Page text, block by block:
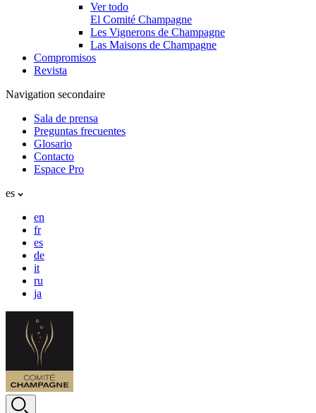
Ver todo
El Comité Champagne
Les Vignerons de Champagne
Las Maisons de Champagne
Compromisos
Revista
Navigation secondaire
Sala de prensa
Preguntas frecuentes
Glosario
Contacto
Espace Pro
es
en
fr
es
de
it
ru
ja